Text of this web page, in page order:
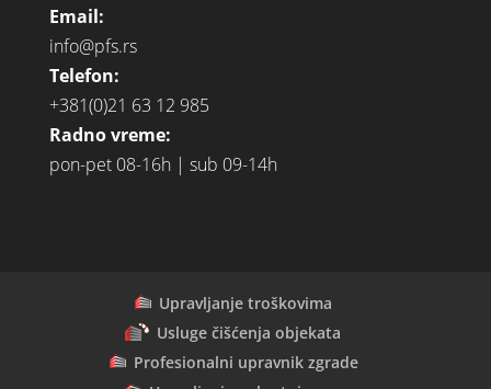
Email:
info@pfs.rs
Telefon:
+381(0)21 63 12 985
Radno vreme:
pon-pet 08-16h | sub 09-14h
Upravljanje troškovima
Usluge čišćenja objekata
Profesionalni upravnik zgrade